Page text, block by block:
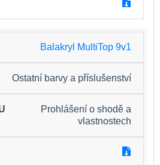
Balakryl MultiTop 9v1
Ostatní barvy a příslušenství
Prohlášení o shodě a
vlastnostech